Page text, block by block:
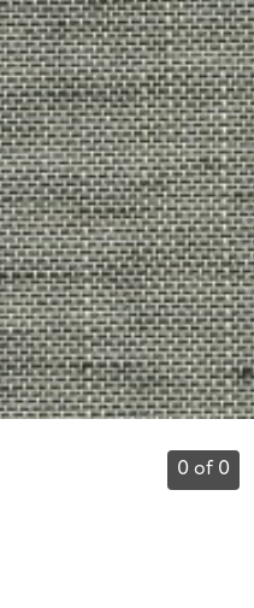
0 of 0